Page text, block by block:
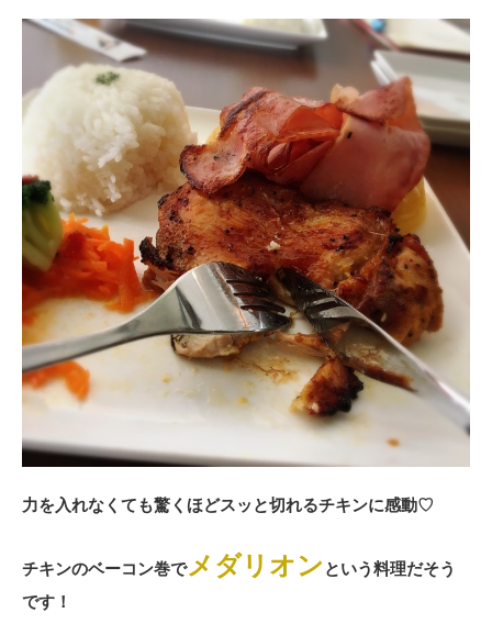
力を入れなくても驚くほどスッと切れるチキンに感動♡
チキンのベーコン巻でメダリオン という料理だそう
です！